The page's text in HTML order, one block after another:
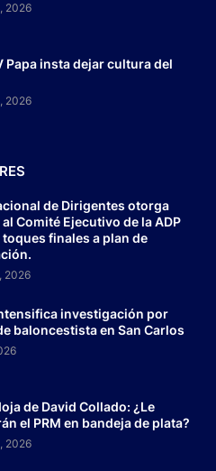
2026
Papa insta dejar cultura del
2026
de Dirigentes otorga
Comité Ejecutivo de la ADP
toques finales a plan de
2026
investigación por
baloncestista en San Carlos
de David Collado: ¿Le
el PRM en bandeja de plata?
2026